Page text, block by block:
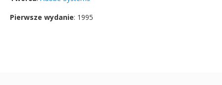
Pierwsze wydanie: 1995